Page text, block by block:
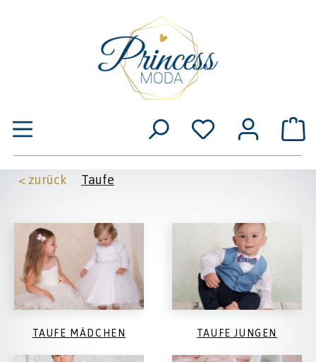
< zurück Taufe
TAUFE MÄDCHEN TAUFE JUNGEN